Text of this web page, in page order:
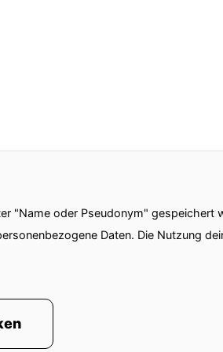
"Name oder Pseudonym" gespeichert
Daten. Die Nutzung